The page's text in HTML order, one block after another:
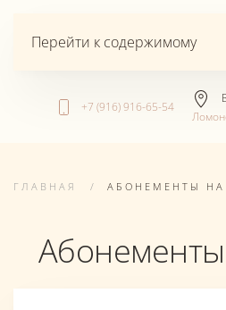
Перейти к содержимому
+7 (916) 916-65-54
ГЛАВНАЯ АБОНЕМЕНТЫ